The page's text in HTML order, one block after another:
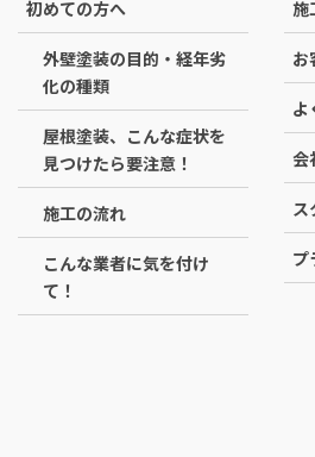
初めての方へ
外壁塗装の目的・経年劣
化の種類
屋根塗装、こんな症状を
見つけたら要注意！
施工の流れ
こんな業者に気を付け
て！
施
お
よ
会
プ